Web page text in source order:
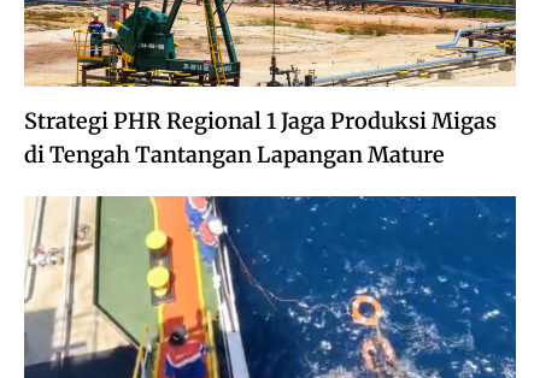
Strategi PHR Regional 1 Jaga Produksi Migas
di Tengah Tantangan Lapangan Mature